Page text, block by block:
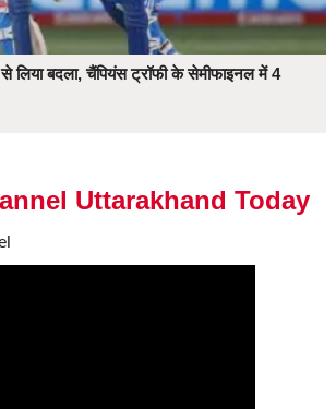
लिया बदला, चैंपियंस ट्रॉफी के सेमीफाइनल में 4
Uttarakhand Today